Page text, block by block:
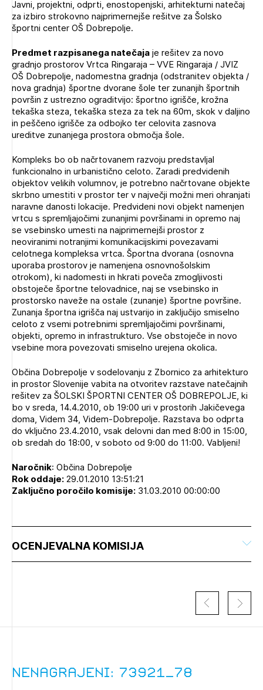
POZABLJENO GESLO
REGISTRIRAJTE SE
Javni, projektni, odprti, enostopenjski, arhitekturni natečaj
za izbiro strokovno najprimernejše rešitve za Šolsko
športni center OŠ Dobrepolje.
Predmet razpisanega natečajaje rešitev za novo
gradnjo prostorov Vrtca Ringaraja – VVE Ringaraja / JVIZ
OŠ Dobrepolje, nadomestna gradnja (odstranitev objekta /
nova gradnja) športne dvorane šole ter zunanjih športnih
površin z ustrezno ograditvijo: športno igrišče, krožna
tekaška steza, tekaška steza za tek na 60m, skok v daljino
in peščeno igrišče za odbojko ter celovita zasnova
ureditve zunanjega prostora območja šole.
Kompleks bo ob načrtovanem razvoju predstavljal
funkcionalno in urbanistično celoto. Zaradi predvidenih
objektov velikih volumnov, je potrebno načrtovane objekte
skrbno umestiti v prostor ter v največji možni meri ohranjati
naravne danosti lokacije. Predvideni novi objekt namenjen
vrtcu s spremljajočimi zunanjimi površinami in opremo naj
se vsebinsko umesti na najprimernejši prostor z
neoviranimi notranjimi komunikacijskimi povezavami
celotnega kompleksa vrtca. Športna dvorana (osnovna
uporaba prostorov je namenjena osnovnošolskim
otrokom), ki nadomesti in hkrati poveča zmogljivosti
obstoječe športne telovadnice, naj se vsebinsko in
prostorsko naveže na ostale (zunanje) športne površine.
Zunanja športna igrišča naj ustvarijo in zaključijo smiselno
celoto z vsemi potrebnimi spremljajočimi površinami,
objekti, opremo in infrastrukturo. Vse obstoječe in novo
vsebine mora povezovati smiselno urejena okolica.
Občina Dobrepolje v sodelovanju z Zbornico za arhitekturo
in prostor Slovenije vabita na otvoritev razstave natečajnih
rešitev za ŠOLSKI ŠPORTNI CENTER OŠ DOBREPOLJE, ki
bo v sreda, 14.4.2010, ob 19:00 uri v prostorih Jakičevega
doma, Videm 34, Videm-Dobrepolje. Razstava bo odprta
do vključno 23.4.2010, vsak delovni dan med 8:00 in 15:00,
ob sredah do 18:00, v soboto od 9:00 do 11:00. Vabljeni!
Naročnik: Občina Dobrepolje
Rok oddaje:29.01.2010 13:51:21
Zaključno poročilo komisije: 31.03.2010 00:00:00
OCENJEVALNA KOMISIJA
PRIJAVITE SE
Nenagrajeni: 73921_78
Novičnik natečajev
Tedenski novičnik javnih naročil
Dnevne medijske objave
NAPREJ